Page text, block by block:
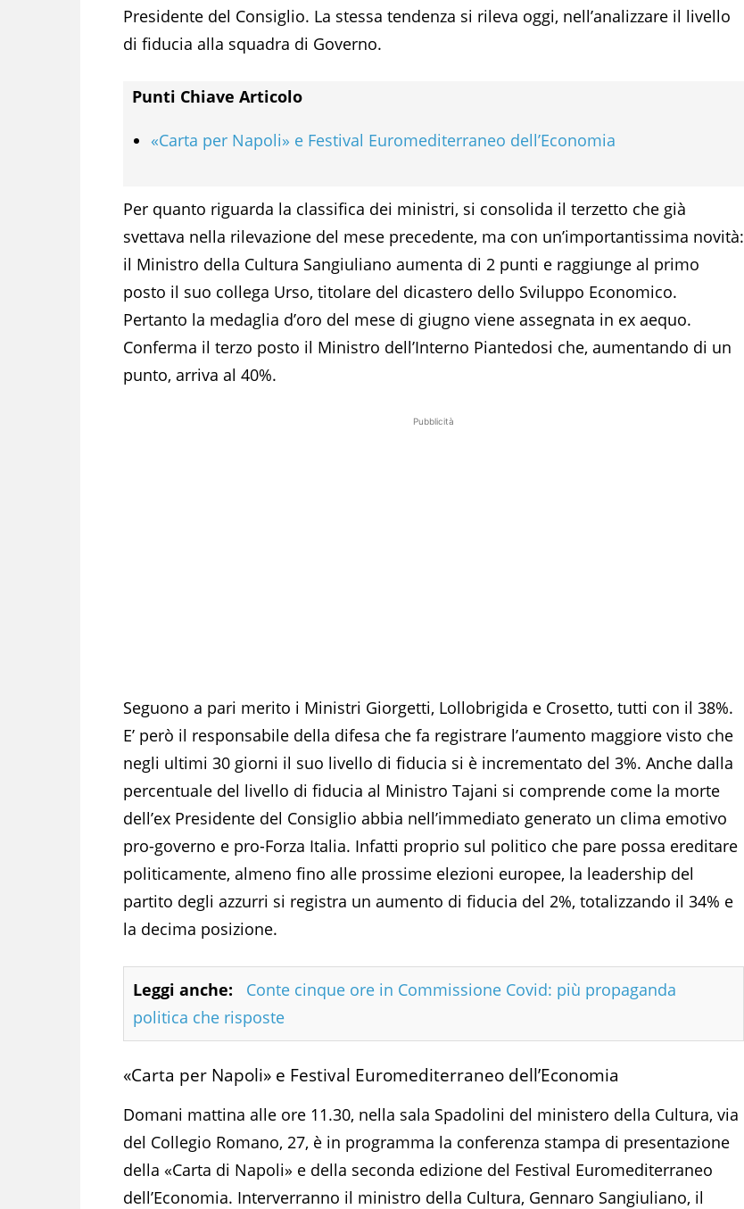
Presidente del Consiglio. La stessa tendenza si rileva oggi, nell’analizzare il livello
di fiducia alla squadra di Governo.
Punti Chiave Articolo
«Carta per Napoli» e Festival Euromediterraneo dell’Economia
Per quanto riguarda la classifica dei ministri, si consolida il terzetto che già
svettava nella rilevazione del mese precedente, ma con un’importantissima novità:
il Ministro della Cultura Sangiuliano aumenta di 2 punti e raggiunge al primo
posto il suo collega Urso, titolare del dicastero dello Sviluppo Economico.
Pertanto la medaglia d’oro del mese di giugno viene assegnata in ex aequo.
Conferma il terzo posto il Ministro dell’Interno Piantedosi che, aumentando di un
punto, arriva al 40%.
Pubblicità
Seguono a pari merito i Ministri Giorgetti, Lollobrigida e Crosetto, tutti con il 38%.
E’ però il responsabile della difesa che fa registrare l’aumento maggiore visto che
negli ultimi 30 giorni il suo livello di fiducia si è incrementato del 3%. Anche dalla
percentuale del livello di fiducia al Ministro Tajani si comprende come la morte
dell’ex Presidente del Consiglio abbia nell’immediato generato un clima emotivo
pro-governo e pro-Forza Italia. Infatti proprio sul politico che pare possa ereditare
politicamente, almeno fino alle prossime elezioni europee, la leadership del
partito degli azzurri si registra un aumento di fiducia del 2%, totalizzando il 34% e
la decima posizione.
Leggi anche:
Conte cinque ore in Commissione Covid: più propaganda
politica che risposte
«Carta per Napoli» e Festival Euromediterraneo dell’Economia
Domani mattina alle ore 11.30, nella sala Spadolini del ministero della Cultura, via
del Collegio Romano, 27, è in programma la conferenza stampa di presentazione
della «Carta di Napoli» e della seconda edizione del Festival Euromediterraneo
dell’Economia. Interverranno il ministro della Cultura, Gennaro Sangiuliano, il